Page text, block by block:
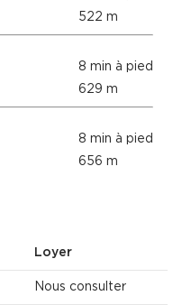
522 m
8 min à pied
629 m
8 min à pied
656 m
Loyer
Nous consulter